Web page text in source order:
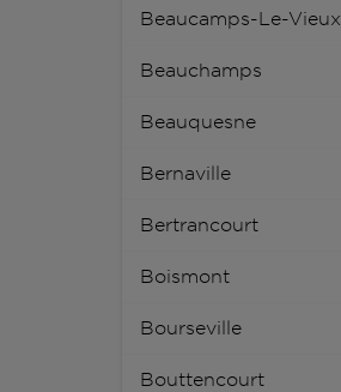
Beaucamps-Le-Vieux
Beauchamps
Beauquesne
Bernaville
Bertrancourt
Boismont
Bourseville
Bouttencourt